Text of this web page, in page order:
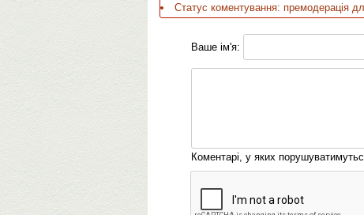
Статус коментування: премодерація
Ваше ім'я:
Коментарі, у яких